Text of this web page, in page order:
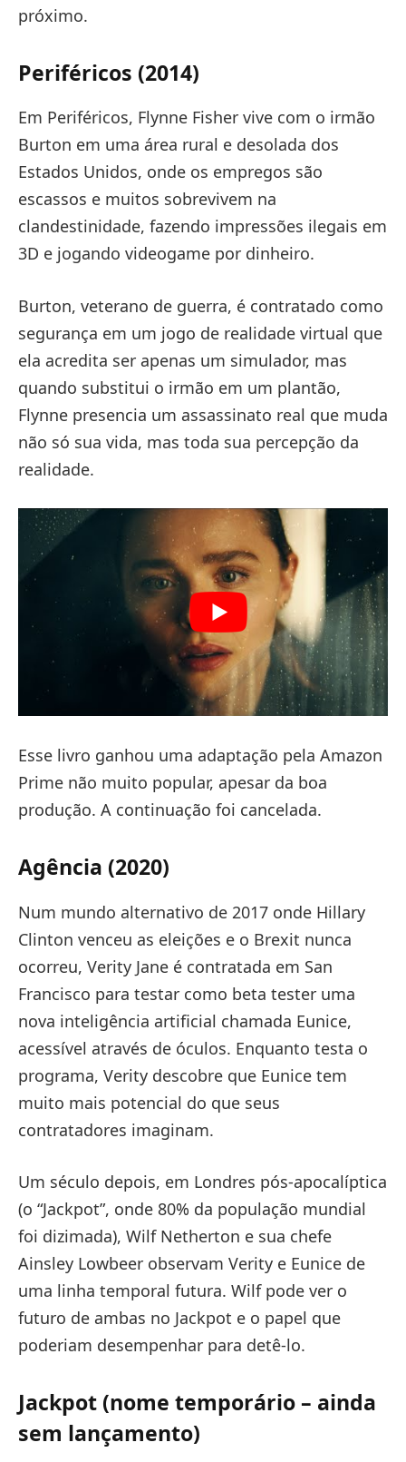
próximo.
Periféricos (2014)
Em Periféricos, Flynne Fisher vive com o irmão
Burton em uma área rural e desolada dos
Estados Unidos, onde os empregos são
escassos e muitos sobrevivem na
clandestinidade, fazendo impressões ilegais em
3D e jogando videogame por dinheiro.
Burton, veterano de guerra, é contratado como
segurança em um jogo de realidade virtual que
ela acredita ser apenas um simulador, mas
quando substitui o irmão em um plantão,
Flynne presencia um assassinato real que muda
não só sua vida, mas toda sua percepção da
realidade.
Esse livro ganhou uma adaptação pela Amazon
Prime não muito popular, apesar da boa
produção. A continuação foi cancelada.
Agência (2020)
Num mundo alternativo de 2017 onde Hillary
Clinton venceu as eleições e o Brexit nunca
ocorreu, Verity Jane é contratada em San
Francisco para testar como beta tester uma
nova inteligência artificial chamada Eunice,
acessível através de óculos. Enquanto testa o
programa, Verity descobre que Eunice tem
muito mais potencial do que seus
contratadores imaginam.
Um século depois, em Londres pós-apocalíptica
(o “Jackpot”, onde 80% da população mundial
foi dizimada), Wilf Netherton e sua chefe
Ainsley Lowbeer observam Verity e Eunice de
uma linha temporal futura. Wilf pode ver o
futuro de ambas no Jackpot e o papel que
poderiam desempenhar para detê-lo.
Jackpot (nome temporário – ainda
sem lançamento)